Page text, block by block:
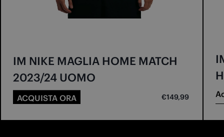
IM NIKE MAGLIA HOME MATCH
2023/24 UOMO
ACQUISTA ORA €149,99